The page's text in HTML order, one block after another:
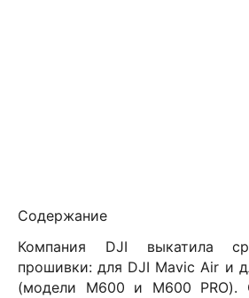
Содержание
Компания DJI
выкатила
прошивки: для DJI Mavic Air и
(модели М600 и М600 PRO).